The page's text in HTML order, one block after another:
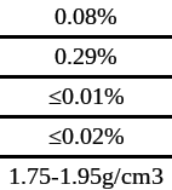
0.08%
0.29%
≤0.01%
≤0.02%
1.75-1.95g/cm3